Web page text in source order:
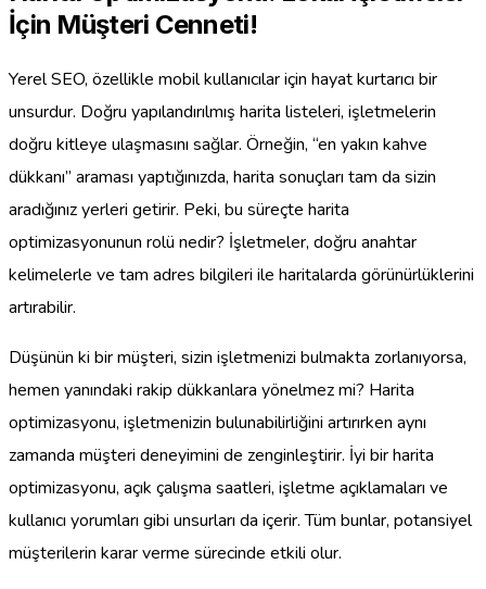
İçin Müşteri Cenneti!
Yerel SEO, özellikle mobil kullanıcılar için hayat kurtarıcı bir
unsurdur. Doğru yapılandırılmış harita listeleri, işletmelerin
doğru kitleye ulaşmasını sağlar. Örneğin, “en yakın kahve
dükkanı” araması yaptığınızda, harita sonuçları tam da sizin
aradığınız yerleri getirir. Peki, bu süreçte harita
optimizasyonunun rolü nedir? İşletmeler, doğru anahtar
kelimelerle ve tam adres bilgileri ile haritalarda görünürlüklerini
artırabilir.
Düşünün ki bir müşteri, sizin işletmenizi bulmakta zorlanıyorsa,
hemen yanındaki rakip dükkanlara yönelmez mi? Harita
optimizasyonu, işletmenizin bulunabilirliğini artırırken aynı
zamanda müşteri deneyimini de zenginleştirir. İyi bir harita
optimizasyonu, açık çalışma saatleri, işletme açıklamaları ve
kullanıcı yorumları gibi unsurları da içerir. Tüm bunlar, potansiyel
müşterilerin karar verme sürecinde etkili olur.